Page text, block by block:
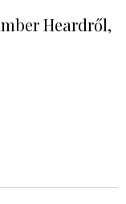
Heardről,